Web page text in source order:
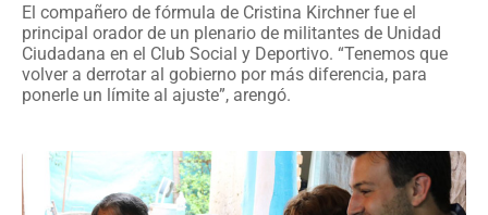
El compañero de fórmula de Cristina Kirchner fue el
principal orador de un plenario de militantes de Unidad
Ciudadana en el Club Social y Deportivo. “Tenemos que
volver a derrotar al gobierno por más diferencia, para
ponerle un límite al ajuste”, arengó.